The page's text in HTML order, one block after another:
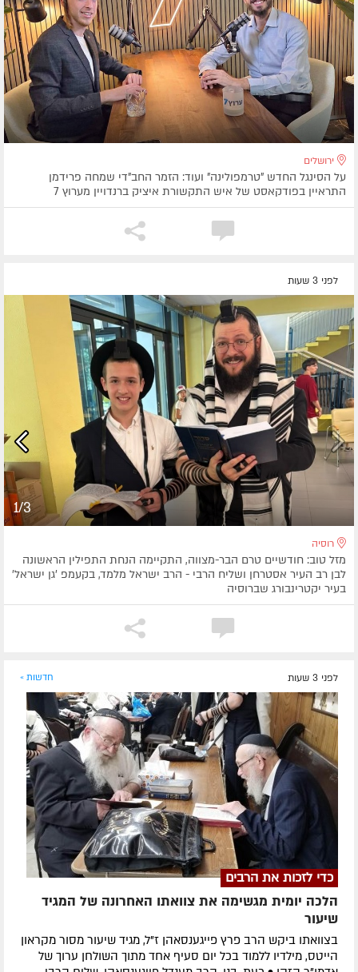
ירושלים
על הסינגל החדש "טרמפולינה" ועוד: הזמר החב"די שמחה פרידמן
התראיין בפודקאסט של איש התקשורת איציק ברנדויין מערוץ 7
לפני 3 שעות
1/3
רוסיה
מזל טוב: חודשיים טרם הבר-מצווה, התקיימה הנחת התפילין הראשונה
לבן רב העיר אסטרחן ושליח הרבי - הרב ישראל מלמד, בקעמפ 'גן ישראל'
בעיר יקטרינבורג שברוסיה
לפני 3 שעות חדשות »
כדי לזכות את הרבים
הלכה יומית מגשימה את צוואתו האחרונה של המגיד
שיעור
בצוואתו ביקש הרב פרץ פייגענסאהן ז”ל, מגיד שיעור מסור מקראון
הייטס, מילדיו ללמוד בכל יום סעיף אחד מתוך השולחן ערוך של